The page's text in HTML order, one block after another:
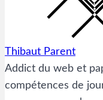
Thibaut Parent
Addict du web et
compétences de